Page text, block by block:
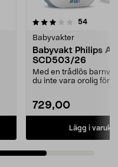
54
Babyvakter
Babyvakt Philips
SCD503/26
Med en trådlös
du inte vara orolig för
729,00
Lägg i